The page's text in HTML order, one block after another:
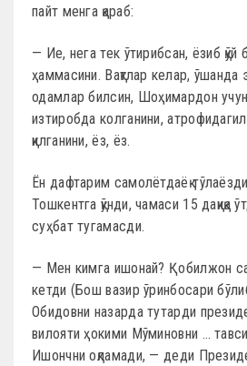
пайт менга қараб:
— Ие, нега тек ўтирибсан, ёзиб қўй
ҳаммасини. Вақтлар келар, ўшанда
одамлар билсин, Шоҳимардон учун
изтиробда колганини,
қилганини, ёз, ёз.
Ён дафтарим самолётдаёқ
Тошкентга қўнди, чамаси 15 дақиқа
суҳбат тугамасди.
— Мен кимга ишонай? Қобилжон
кетди (Бош вазир ўринбосари
Обидовни назарда тутарди
вилояти ҳокими Мўминовни …
Ишончни оқламади, — деди